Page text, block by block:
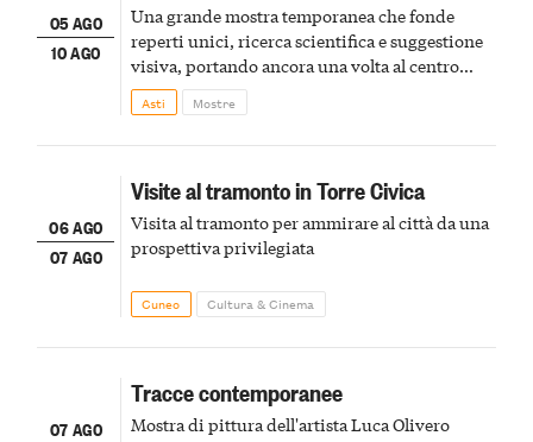
05 AGO
10 AGO
Una grande mostra temporanea che fonde
reperti unici, ricerca scientifica e suggestione
visiva, portando ancora una volta al centro
della scena le meraviglie del passato astigiano
Asti Mostre
06 AGO
07 AGO
Visite al tramonto in Torre Civica
Visita al tramonto per ammirare al città da una
prospettiva privilegiata
Cuneo Cultura & Cinema
07 AGO
Tracce contemporanee
Mostra di pittura dell'artista Luca Olivero